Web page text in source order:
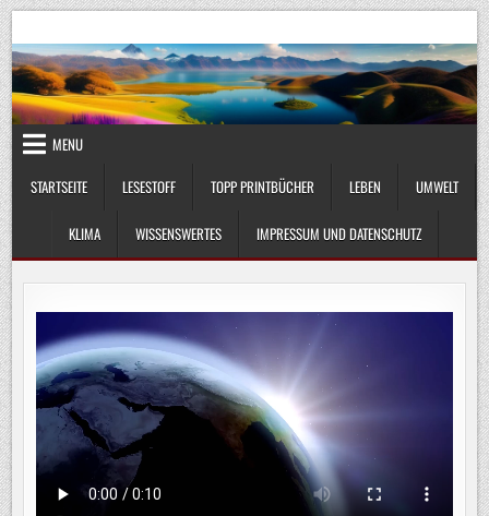
Skip
to
content
UmweltKlima.com
MENU
STARTSEITE
LESESTOFF TOPP PRINTBÜCHER LEBEN UMWELT
KLIMA WISSENSWERTES IMPRESSUM UND DATENSCHUTZ